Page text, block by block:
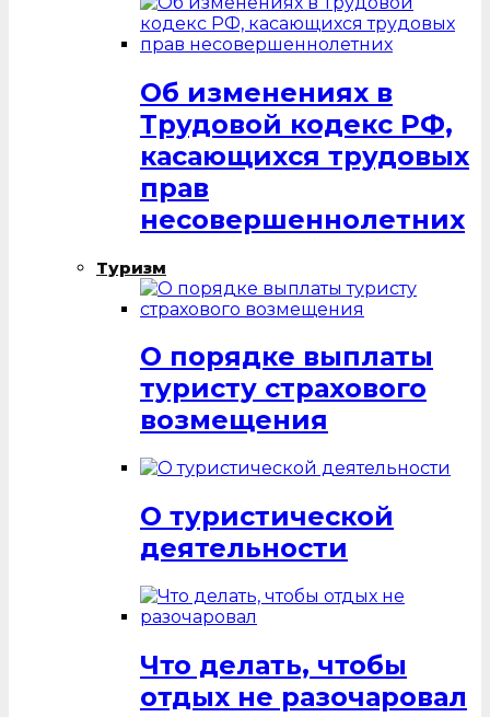
Об изменениях в
Трудовой кодекс РФ,
касающихся трудовых
прав
несовершеннолетних
Туризм
О порядке выплаты
туристу страхового
возмещения
О туристической
деятельности
Что делать, чтобы
отдых не разочаровал